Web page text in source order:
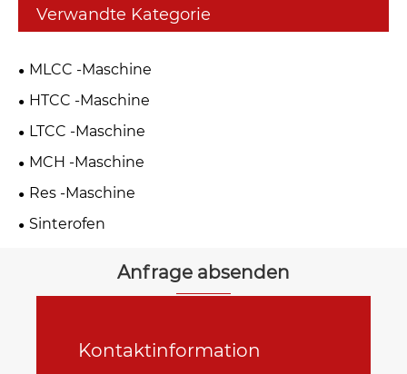
Verwandte Kategorie
MLCC -Maschine
HTCC -Maschine
LTCC -Maschine
MCH -Maschine
Res -Maschine
Sinterofen
Anfrage absenden
Kontaktinformation